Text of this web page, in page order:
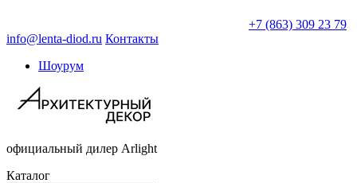
+7 (863) 309 23 79
info@lenta-diod.ru Контакты
Шоурум
официальный дилер Arlight
Каталог